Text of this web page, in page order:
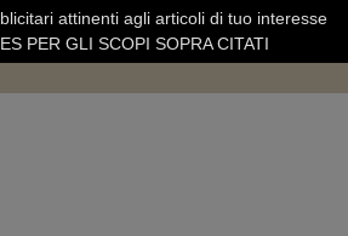
SERVIZIO CLIENTI +39.0773.470.562
attinenti agli articoli di tuo interesse
PER GLI SCOPI SOPRA CITATI